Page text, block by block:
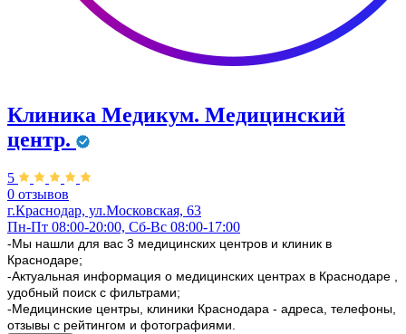
Клиника Медикум. Медицинский
центр.
5
0 отзывов
г.Краснодар, ул.​Московская, 63
Пн-Пт 08:00-20:00, Сб-Вс 08:00-17:00
-Мы нашли для вас 3 медицинских центров и клиник в
Краснодаре;
-Актуальная информация о медицинских центрах в Краснодаре ,
удобный поиск с фильтрами;
-Медицинские центры, клиники Краснодара - адреса, телефоны,
отзывы с рейтингом и фотографиями.